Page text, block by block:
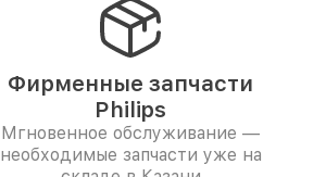
Фирменные запчасти
Philips
Мгновенное обслуживание —
необходимые запчасти уже на